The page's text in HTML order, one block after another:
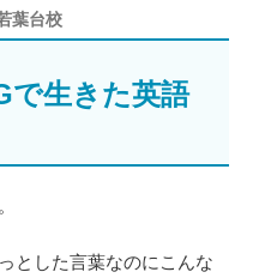
葉台校
で生きた英語
とした言葉なのにこんな